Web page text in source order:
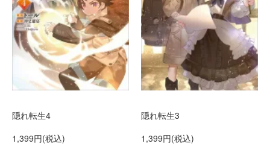
隠れ転生4
1,399円(税込)
隠れ転生3
1,399円(税込)